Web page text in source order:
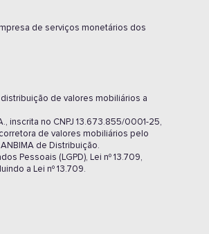
de serviços monetários dos
de valores mobiliários a
inscrita no CNPJ 13.673.855/0001-25,
de valores mobiliários pelo
de Distribuição.
Pessoais (LGPD), Lei nº 13.709,
a Lei nº 13.709.